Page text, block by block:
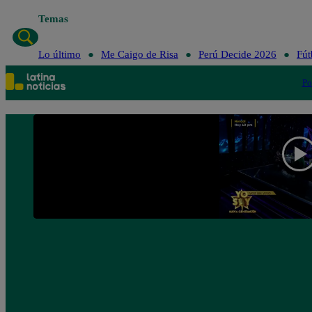
Temas
Lo último Me Caigo de Risa Perú Decide 2026